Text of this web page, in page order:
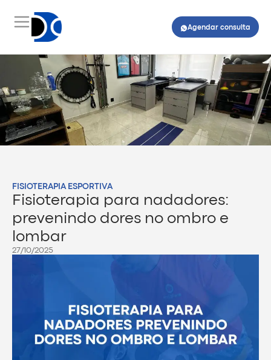
Agendar consulta
FISIOTERAPIA ESPORTIVA
Fisioterapia para nadadores:
prevenindo dores no ombro e
lombar
27/10/2025